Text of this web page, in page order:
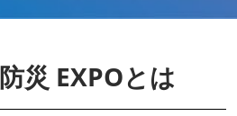
災 EXPOとは